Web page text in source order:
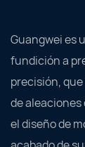
Guangwei es
fundición a
precisión,
de aleaciones
el diseño de